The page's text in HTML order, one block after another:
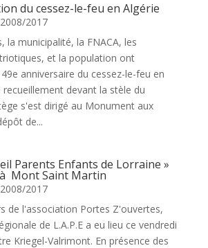
du cessez-le-feu en Algérie
2008/2017
la municipalité, la FNACA, les
et la population ont
anniversaire du cessez-le-feu en
recueillement devant la stèle du
s'est dirigé au Monument aux
de...
Parents Enfants de Lorraine »
Mont Saint Martin
2008/2017
de l'association Portes Z'ouvertes,
de L.A.P.E a eu lieu ce vendredi
Kriegel-Valrimont. En présence des